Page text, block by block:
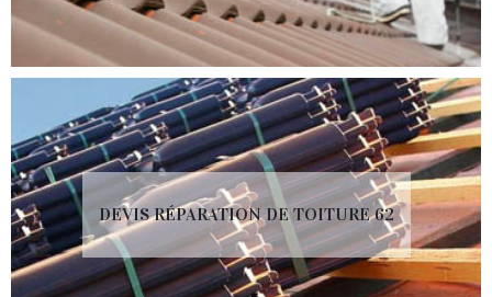
DEVIS RÉPARATION DE TOITURE 62